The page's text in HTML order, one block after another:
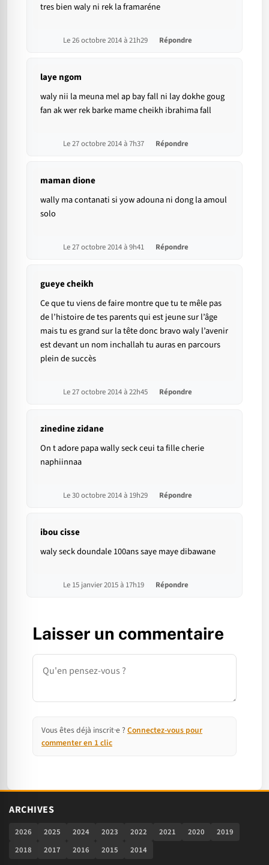
tres bien waly ni rek la framaréne
Le 26 octobre 2014 à 21h29 Répondre
laye ngom
waly nii la meuna mel ap bay fall ni lay dokhe goug
fan ak wer rek barke mame cheikh ibrahima fall
Le 27 octobre 2014 à 7h37 Répondre
maman dione
wally ma contanati si yow adouna ni dong la amoul
solo
Le 27 octobre 2014 à 9h41 Répondre
gueye cheikh
Ce que tu viens de faire montre que tu te mêle pas
de l’histoire de tes parents qui est jeune sur l’âge
mais tu es grand sur la tête donc bravo waly l’avenir
est devant un nom inchallah tu auras en parcours
plein de succès
Le 27 octobre 2014 à 22h45 Répondre
zinedine zidane
On t adore papa wally seck ceui ta fille cherie
naphiinnaa
Le 30 octobre 2014 à 19h29 Répondre
ibou cisse
waly seck doundale 100ans saye maye dibawane
Le 15 janvier 2015 à 17h19 Répondre
Laisser un commentaire
Commentaire
Vous êtes déjà inscrit·e ? Connectez-vous pour
commenter en 1 clic
ARCHIVES
2026 2025 2024 2023 2022 2021 2020
2019
2018
2017 2016 2015 2014